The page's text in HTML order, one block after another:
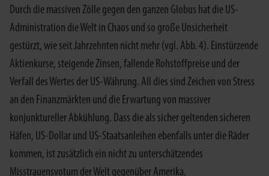
Durch die massiven Zölle gegen den ganzen Globus hat die US-
Administration die Welt in Chaos und so große Unsicherheit
gestürzt, wie seit Jahrzehnten nicht mehr (vgl. Abb. 4). Einstürzende
Aktienkurse, steigende Zinsen, fallende Rohstoffpreise und der
Verfall des Wertes der US-Währung. All dies sind Zeichen von Stress
an den Finanzmärkten und die Erwartung von massiver
konjunktureller Abkühlung. Dass die als sicher geltenden sicheren
Häfen, US-Dollar und US-Staatsanleihen ebenfalls unter die Räder
kommen, ist zusätzlich ein nicht zu unterschätzendes
Misstrauensvotum der Welt gegenüber Amerika.